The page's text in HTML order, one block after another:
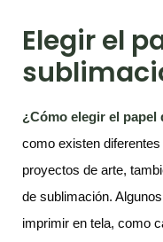
Elegir el
¿Cómo elegir el papel
como existen
proyectos de arte,
de sublimación.
imprimir en tela, como